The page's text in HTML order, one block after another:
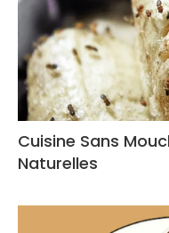
Cuisine Sans
Naturelles